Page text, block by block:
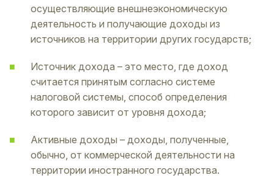
осуществляющие внешнеэкономическую
деятельность и получающие доходы из
источников на территории других государств;
Источник дохода – это место, где доход
считается принятым согласно системе
налоговой системы, способ определения
которого зависит от уровня дохода;
Активные доходы – доходы, полученные,
обычно, от коммерческой деятельности на
территории иностранного государства.